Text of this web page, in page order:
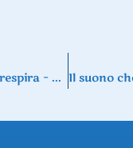
Il mondo che respira – Meditazione con i suoni della Terra